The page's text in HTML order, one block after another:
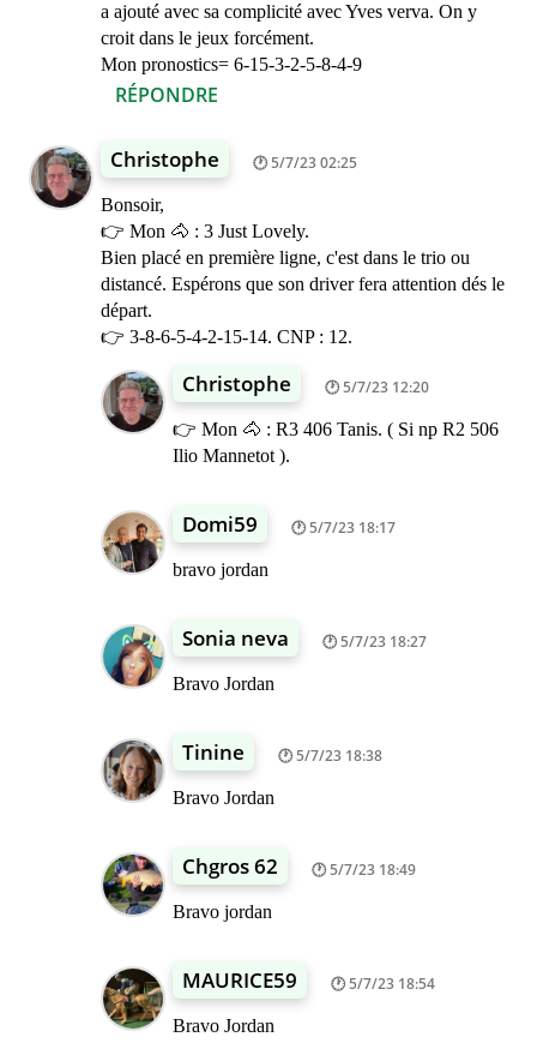
a ajouté avec sa complicité avec Yves verva. On y
croit dans le jeux forcément.
Mon pronostics= 6-15-3-2-5-8-4-9
RÉPONDRE
Christophe 5/7/23 02:25
Bonsoir,
👉 Mon 🐴 : 3 Just Lovely.
Bien placé en première ligne, c'est dans le trio ou
distancé. Espérons que son driver fera attention dés le
départ.
👉 3-8-6-5-4-2-15-14. CNP : 12.
Christophe 5/7/23 12:20
👉 Mon 🐴 : R3 406 Tanis. ( Si np R2 506
Ilio Mannetot ).
Domi59 5/7/23 18:17
bravo jordan
Sonia neva 5/7/23 18:27
Bravo Jordan
Tinine 5/7/23 18:38
Bravo Jordan
Chgros 62 5/7/23 18:49
Bravo jordan
MAURICE59 5/7/23 18:54
Bravo Jordan